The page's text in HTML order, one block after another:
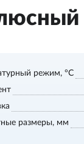
режим, °С
размеры, мм